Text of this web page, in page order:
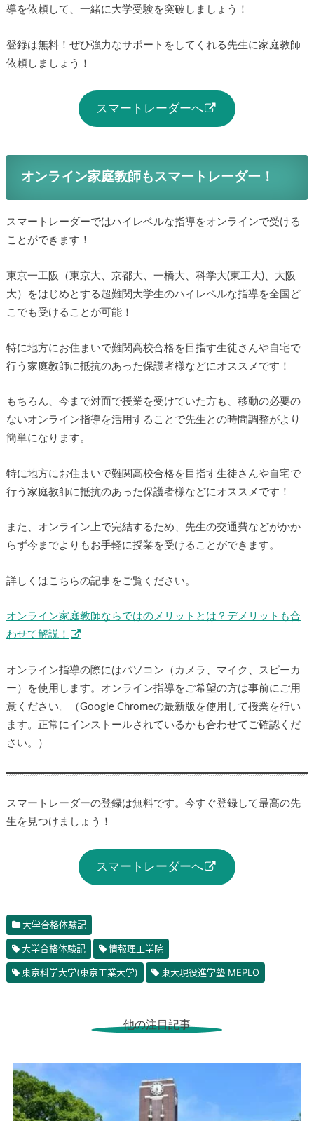
導を依頼して、一緒に大学受験を突破しましょう！
登録は無料！ぜひ強力なサポートをしてくれる先生に家庭教師
依頼しましょう！
スマートレーダーへ
オンライン家庭教師もスマートレーダー！
スマートレーダーではハイレベルな指導をオンラインで受ける
ことができます！
東京一工阪（東京大、京都大、一橋大、科学大(東工大)、大阪
大）をはじめとする超難関大学生のハイレベルな指導を全国ど
こでも受けることが可能！
特に地方にお住まいで難関高校合格を目指す生徒さんや自宅で
行う家庭教師に抵抗のあった保護者様などにオススメです！
もちろん、今まで対面で授業を受けていた方も、移動の必要の
ないオンライン指導を活用することで先生との時間調整がより
簡単になります。
特に地方にお住まいで難関高校合格を目指す生徒さんや自宅で
行う家庭教師に抵抗のあった保護者様などにオススメです！
また、オンライン上で完結するため、先生の交通費などがかか
らず今までよりもお手軽に授業を受けることができます。
詳しくはこちらの記事をご覧ください。
オンライン家庭教師ならではのメリットとは？デメリットも合
わせて解説！
オンライン指導の際にはパソコン（カメラ、マイク、スピーカ
ー）を使用します。オンライン指導をご希望の方は事前にご用
意ください。（Google Chromeの最新版を使用して授業を行い
ます。正常にインストールされているかも合わせてご確認くだ
さい。）
スマートレーダーの登録は無料です。今すぐ登録して最高の先
生を見つけましょう！
スマートレーダーへ
大学合格体験記
大学合格体験記 情報理工学院
東京科学大学(東京工業大学) 東大現役進学塾 MEPLO
他の注目記事